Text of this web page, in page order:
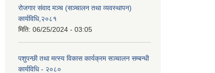
रोजगार संवाद मञ्च (सञ्चालन तथा व्यवस्थापन)
कार्यविधि,२०८१
मिति: 06/25/2024 - 03:05
पशुपन्छी तथा मत्स्य विकास कार्यक्रम सञ्चालन सम्बन्धी
कार्यविधि - २०८०